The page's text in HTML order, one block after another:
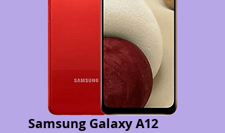
Samsung Galaxy A12